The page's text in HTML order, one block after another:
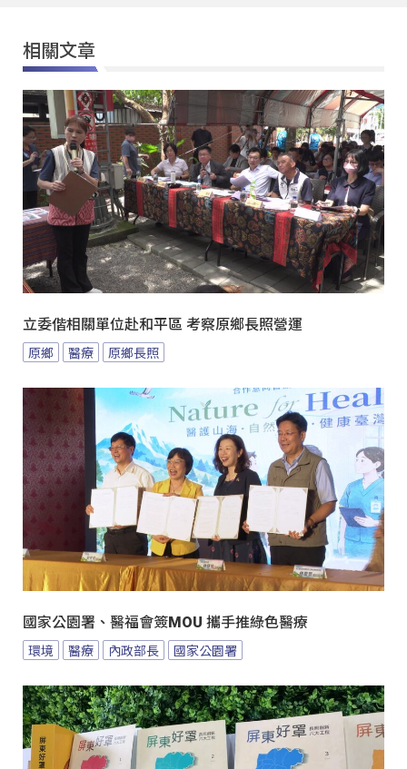
相關文章
立委偕相關單位赴和平區 考察原鄉長照營運
原鄉 醫療 原鄉長照
國家公園署、醫福會簽MOU 攜手推綠色醫療
環境 醫療 內政部長 國家公園署